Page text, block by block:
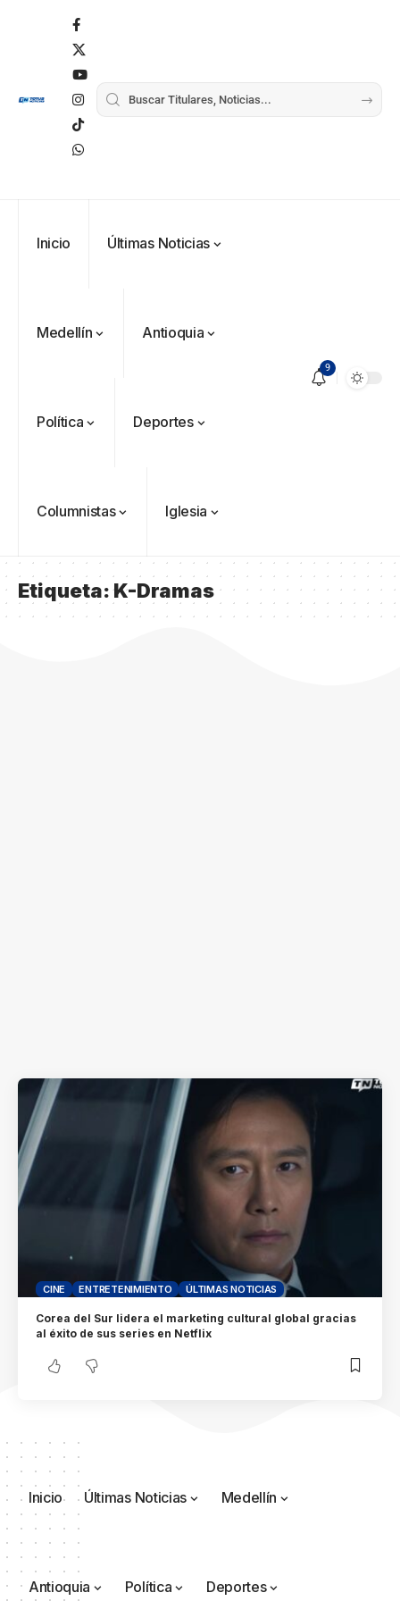
Inicio Últimas Noticias
Medellín Antioquia
Política Deportes
Columnistas Iglesia
9
Etiqueta:K-Dramas
CINE ENTRETENIMIENTO ÚLTIMAS NOTICIAS
Corea del Sur lidera el marketing cultural global gracias
al éxito de sus series en Netflix
Inicio Últimas Noticias Medellín
Antioquia Política Deportes